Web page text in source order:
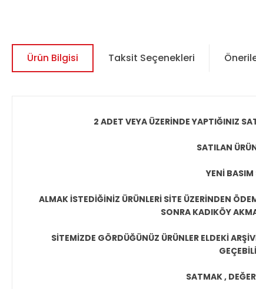
Ürün Bilgisi Taksit Seçenekleri
2 ADET VEYA ÜZERİNDE YAPTIĞINIZ
SATILAN
YENİ
ALMAK İSTEDİĞİNİZ ÜRÜNLERİ SİTE ÜZERİNDEN
SONRA KADIKÖY
SİTEMİZDE GÖRDÜĞÜNÜZ ÜRÜNLER ELDEKİ
SATMAK ,